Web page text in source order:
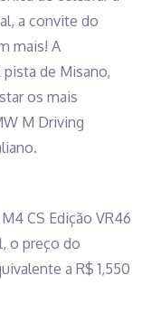
a convite do
mais! A
de Misano,
os mais
M Driving
CS Edição VR46
o preço do
a R$ 1,550